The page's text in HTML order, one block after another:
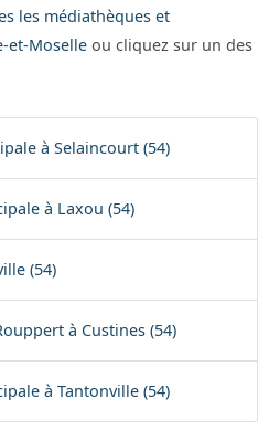
les médiathèques et
et-Moselle ou cliquez sur un des
à Selaincourt (54)
à Laxou (54)
(54)
à Custines (54)
à Tantonville (54)